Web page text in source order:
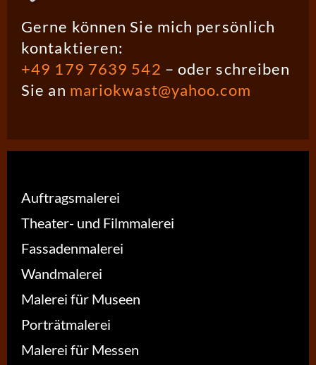
Gerne können Sie mich persönlich
kontaktieren:
+49 179 7639 542 – oder schreiben
Sie an mariokwast@yahoo.com
Auftragsmalerei
Theater- und Filmmalerei
Fassadenmalerei
Wandmalerei
Malerei für Museen
Porträtmalerei
Malerei für Messen